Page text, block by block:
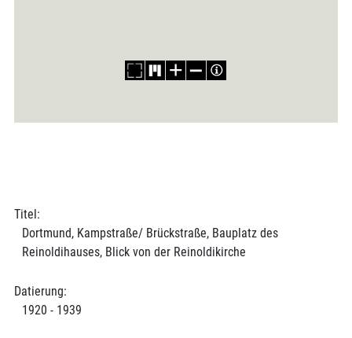
Titel:
Dortmund, Kampstraße/ Brückstraße, Bauplatz des
Reinoldihauses, Blick von der Reinoldikirche
Datierung:
1920 - 1939